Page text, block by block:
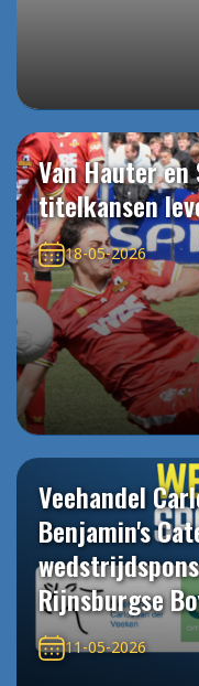
Van Hauter
titelkansen
18-05-2026
Veehandel
Benjamin's
Rijnsburgse
11-05-2026